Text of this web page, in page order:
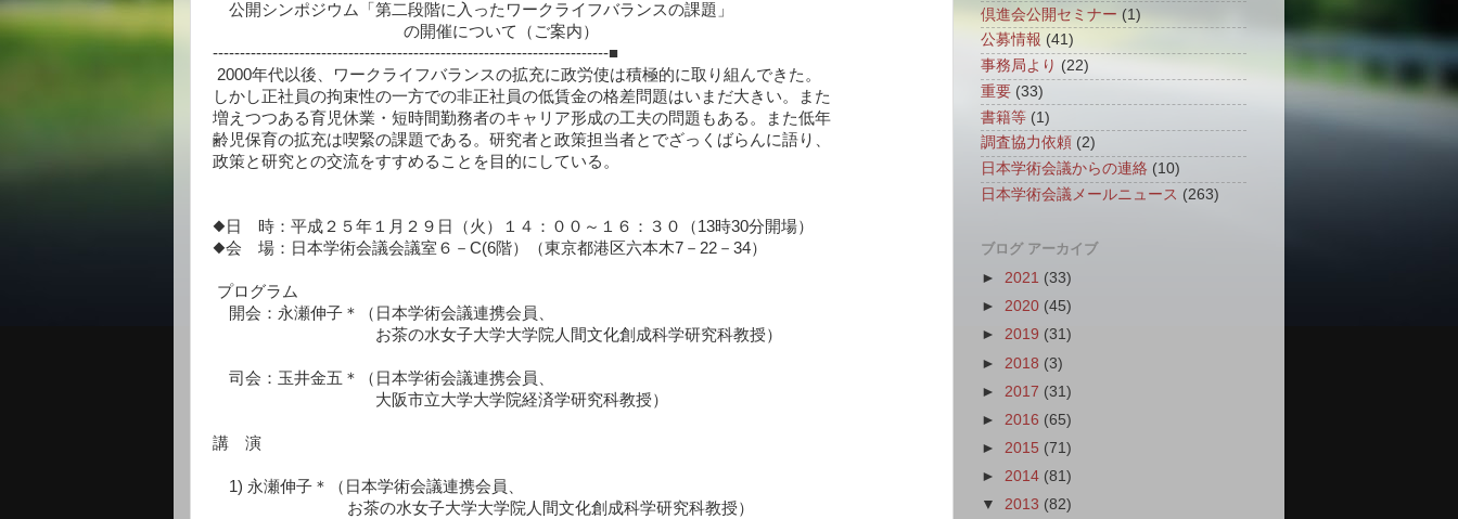
公開シンポジウム「第二段階に入ったワークライフバランスの課題」
の開催について（ご案内）
-------------------------------------------------------------------------■
2000年代以後、ワークライフバランスの拡充に政労使は積極的に取り組んできた。
しかし正社員の拘束性の一方での非正社員の低賃金の格差問題はいまだ大きい。また
増えつつある育児休業・短時間勤務者のキャリア形成の工夫の問題もある。また低年
齢児保育の拡充は喫緊の課題である。研究者と政策担当者とでざっくばらんに語り、
政策と研究との交流をすすめることを目的にしている。
◆日 時：平成２５年１月２９日（火）１４：００～１６：３０（13時30分開場）
◆会 場：日本学術会議会議室６－C(6階）（東京都港区六本木7－22－34）
プログラム
開会：永瀬伸子＊（日本学術会議連携会員、
お茶の水女子大学大学院人間文化創成科学研究科教授）
司会：玉井金五＊（日本学術会議連携会員、
大阪市立大学大学院経済学研究科教授）
講 演
1) 永瀬伸子＊（日本学術会議連携会員、
お茶の水女子大学大学院人間文化創成科学研究科教授）
倶進会公開セミナー (1)
公募情報 (41)
事務局より (22)
重要 (33)
書籍等 (1)
調査協力依頼 (2)
日本学術会議からの連絡 (10)
日本学術会議メールニュース (263)
ブログ アーカイブ
► 2021 (33)
► 2020 (45)
► 2019 (31)
► 2018 (3)
► 2017 (31)
► 2016 (65)
► 2015 (71)
► 2014 (81)
▼ 2013 (82)